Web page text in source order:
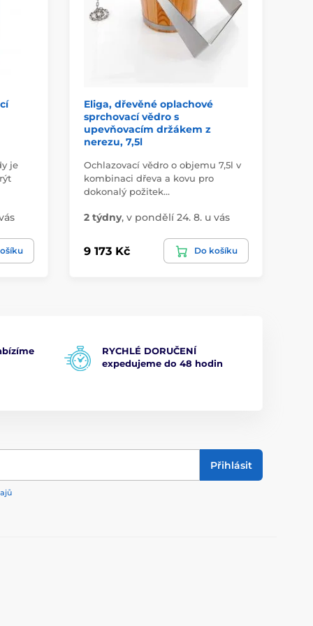
je
Eliga, dřevěné oplachové
sprchovací vědro s
upevňovacím držákem z
nerezu, 7,5l
Ochlazovací vědro o objemu 7,5l v
kombinaci dřeva a kovu pro
dokonalý požitek…
2 týdny, v pondělí 24. 8. u vás
9 173 Kč Do košíku
RYCHLÉ DORUČENÍ
expedujeme do 48 hodin
Přihlásit